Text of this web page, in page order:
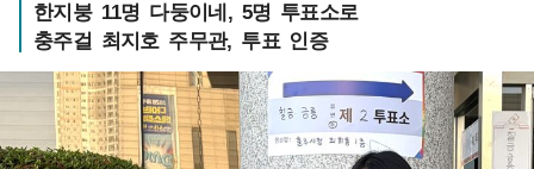
한지붕 11명 다둥이네, 5명 투표소로
충주걸 최지호 주무관, 투표 인증